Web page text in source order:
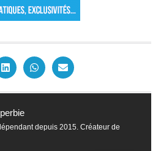
depuis 2015. Créateur de